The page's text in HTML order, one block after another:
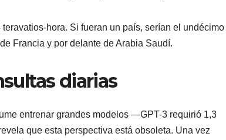
hora. Si fueran un país, serían el undécimo
Francia y por delante de Arabia Saudí.
diarias
entrenar grandes modelos —GPT-3 requirió 1,3
que esta perspectiva está obsoleta. Una vez